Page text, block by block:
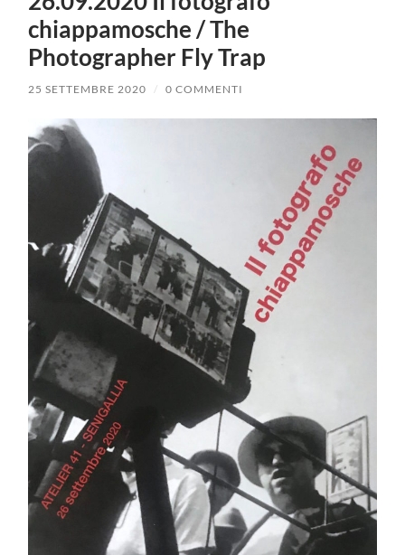
mobili
chiappamosche / The
Photographer Fly Trap
25 SETTEMBRE 2020 / 0 COMMENTI